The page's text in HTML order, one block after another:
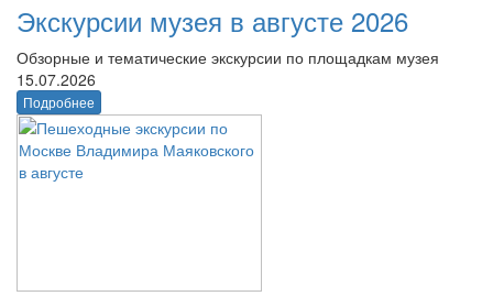
Экскурсии музея в августе 2026
Обзорные и тематические экскурсии по площадкам музея
15.07.2026
Подробнее